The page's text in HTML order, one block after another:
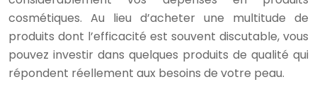
cosmétiques. Au lieu d’acheter une multitude de
produits dont l’efficacité est souvent discutable, vous
pouvez investir dans quelques produits de qualité qui
répondent réellement aux besoins de votre peau.